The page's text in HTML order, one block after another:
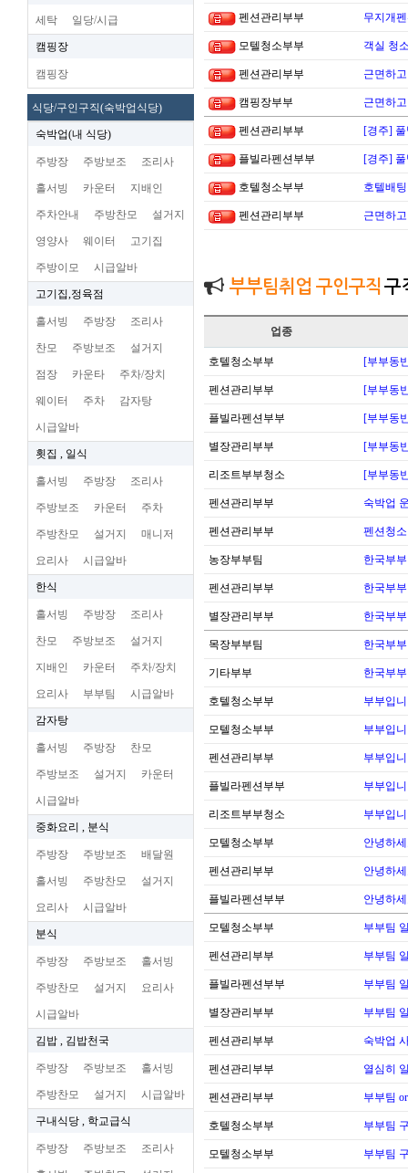
세탁 일당/시급
캠핑장
캠핑장
식당/구인구직(숙박업식당)
숙박업(내 식당)
주방장 주방보조 조리사
홀서빙 카운터 지배인
주차안내 주방찬모 설거지
영양사 웨이터 고기집
주방이모 시급알바
고기집,정육점
홀서빙 주방장 조리사
찬모 주방보조 설거지
점장 카운타 주차/장치
웨이터 주차 감자탕
시급알바
횟집 , 일식
홀서빙 주방장 조리사
주방보조 카운터 주차
주방찬모 설거지 매니저
요리사 시급알바
한식
홀서빙 주방장 조리사
찬모 주방보조 설거지
지배인 카운터 주차/장치
요리사 부부팀 시급알바
감자탕
홀서빙 주방장 찬모
주방보조 설거지 카운터
시급알바
중화요리 , 분식
주방장 주방보조 배달원
홀서빙 주방찬모 설거지
요리사 시급알바
분식
주방장 주방보조 홀서빙
주방찬모 설거지 요리사
시급알바
김밥 , 김밥천국
주방장 주방보조 홀서빙
주방찬모 설거지 시급알바
구내식당 , 학교급식
주방장 주방보조 조리사
펜션관리부부 무지개
모텔청소부부 객실 청
펜션관리부부 근면하
캠핑장부부 근면하
펜션관리부부 [경주]
플빌라펜션부부 [경주]
호텔청소부부 호텔배
펜션관리부부 근면하
부부팀취업 구인구직 구
업종
호텔청소부부 [부부동
펜션관리부부 [부부동
플빌라펜션부부 [부부동
별장관리부부 [부부동
리조트부부청소 [부부동
펜션관리부부 숙박업
펜션관리부부 펜션청
농장부부팀 한국부
펜션관리부부 한국부
별장관리부부 한국부
목장부부팀 한국부
기타부부 한국부
호텔청소부부 부부입
모텔청소부부 부부입
펜션관리부부 부부입
플빌라펜션부부 부부입
리조트부부청소 부부입
모텔청소부부 안녕하
펜션관리부부 안녕하
플빌라펜션부부 안녕하
모텔청소부부 부부팀
펜션관리부부 부부팀
플빌라펜션부부 부부팀
별장관리부부 부부팀
펜션관리부부 숙박업
펜션관리부부 열심히
펜션관리부부 부부팀
호텔청소부부 부부팀
모텔청소부부 부부팀